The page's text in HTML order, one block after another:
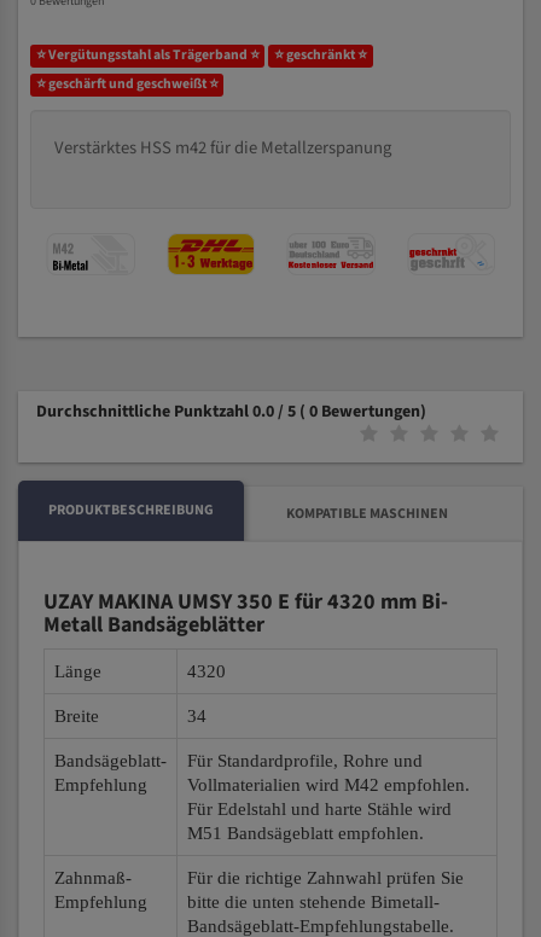
⭐ Vergütungsstahl als Trägerband ⭐
⭐ geschränkt ⭐
⭐ geschärft und geschweißt ⭐
Verstärktes HSS m42 für die Metallzerspanung
Durchschnittliche Punktzahl 0.0 / 5 ( 0 Bewertungen)
PRODUKTBESCHREIBUNG KOMPATIBLE MASCHINEN
UZAY MAKINA UMSY 350 E für 4320 mm Bi-
Metall Bandsägeblätter
Länge 4320
Breite 34
Bandsägeblatt-
Empfehlung
Für Standardprofile, Rohre und
Vollmaterialien wird M42 empfohlen.
Für Edelstahl und harte Stähle wird
M51 Bandsägeblatt empfohlen.
Zahnmaß-
Empfehlung
Für die richtige Zahnwahl prüfen Sie
bitte die unten stehende Bimetall-
Bandsägeblatt-Empfehlungstabelle.